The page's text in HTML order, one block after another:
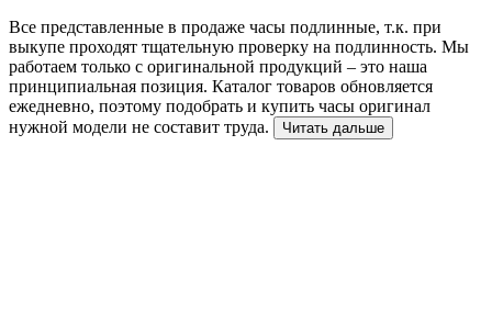
Все представленные в продаже часы подлинные, т.к. при
выкупе проходят тщательную проверку на подлинность. Мы
работаем только с оригинальной продукций – это наша
принципиальная позиция. Каталог товаров обновляется
ежедневно, поэтому подобрать и купить часы оригинал
нужной модели не составит труда.
Читать дальше